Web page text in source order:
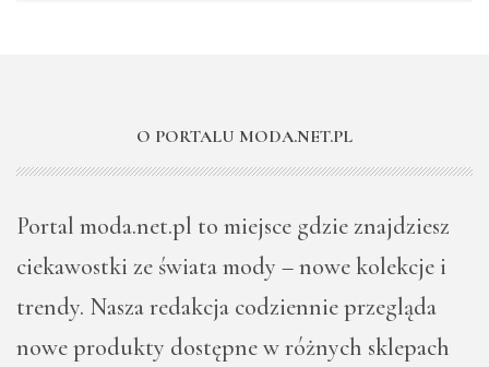
O PORTALU MODA.NET.PL
Portal moda.net.pl to miejsce gdzie znajdziesz
ciekawostki ze świata mody – nowe kolekcje i
trendy. Nasza redakcja codziennie przegląda
nowe produkty dostępne w różnych sklepach